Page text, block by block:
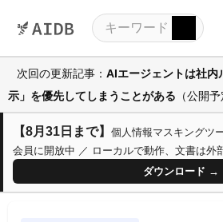
次回の更新記事： AIエージェントは社内
示」を優先してしまうことがある （公開
【8月31日まで】 個人情報マスキングツ
会員に開放中 ／ ローカルで動作、文書は外
ダウンロード →